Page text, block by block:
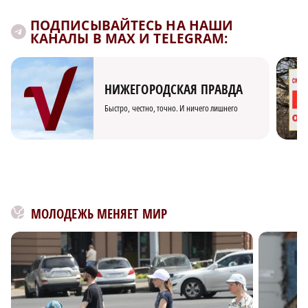
ПОДПИСЫВАЙТЕСЬ НА НАШИ
КАНАЛЫ В MAX И TELEGRAM:
НИЖЕГОРОДСКАЯ ПРАВДА
Быстро, честно, точно. И ничего лишнего
МОЛОДЕЖЬ МЕНЯЕТ МИР